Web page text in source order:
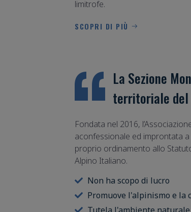
limitrofe.
SCOPRI DI PIÙ
La Sezione
territoriale del
Fondata nel 2016,
aconfessionale ed improntata
proprio ordinamento allo
Alpino Italiano.
Non ha scopo di lucro
Promuove l'alpinismo e la